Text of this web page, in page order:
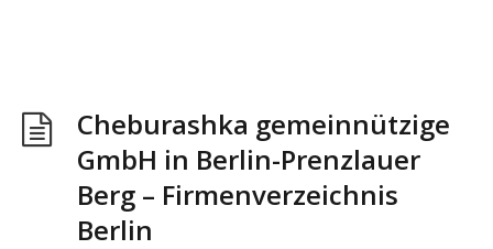
Cheburashka gemeinnützige
GmbH in Berlin-Prenzlauer
Berg – Firmenverzeichnis
Berlin